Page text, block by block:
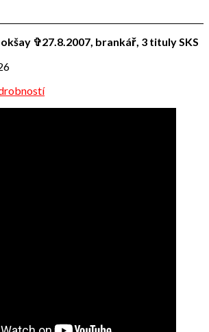
✞27.8.2007, brankář, 3 tituly SKS